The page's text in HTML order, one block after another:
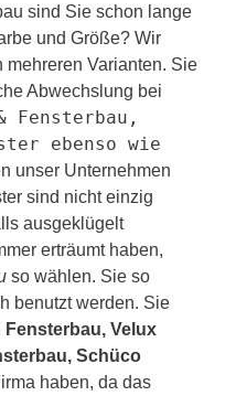
sind Sie schon lange
und Größe? Wir
mehreren Varianten. Sie
Abwechslung bei
Fensterbau,
ebenso wie
unser Unternehmen
sind nicht einzig
ausgeklügelt
erträumt haben,
so wählen. Sie so
benutzt werden. Sie
Fensterbau, Velux
Schüco
haben, da das